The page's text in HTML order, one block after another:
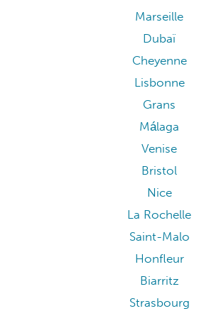
Marseille
Dubaï
Cheyenne
Lisbonne
Grans
Málaga
Venise
Bristol
Nice
La Rochelle
Saint-Malo
Honfleur
Biarritz
Strasbourg